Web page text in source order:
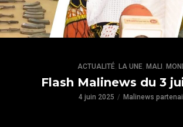
ACTUALITÉ, LA UNE, MALI
Flash Malinews du 3
4 juin 2025 Malinews